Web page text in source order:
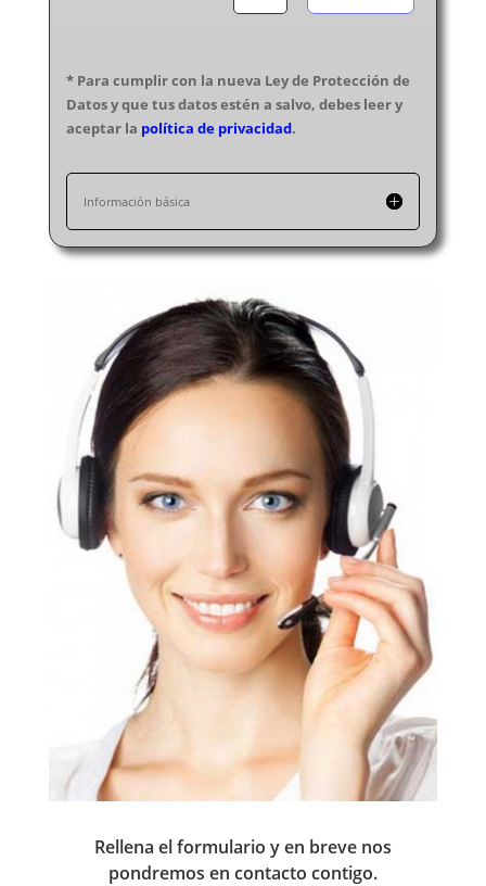
* Para cumplir con la nueva Ley de Protección de
Datos y que tus datos estén a salvo, debes leer y
aceptar la política de privacidad.
Información básica
Rellena el formulario y en breve nos
pondremos en contacto contigo.